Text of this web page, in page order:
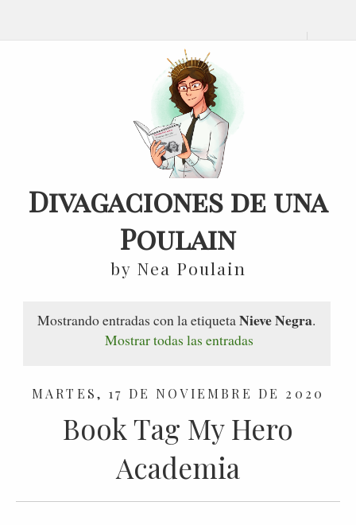
Divagaciones de una
Poulain
by Nea Poulain
Mostrando entradas con la etiquetaNieve Negra.
Mostrar todas las entradas
MARTES, 17 DE NOVIEMBRE DE 2020
Book Tag My Hero
Academia